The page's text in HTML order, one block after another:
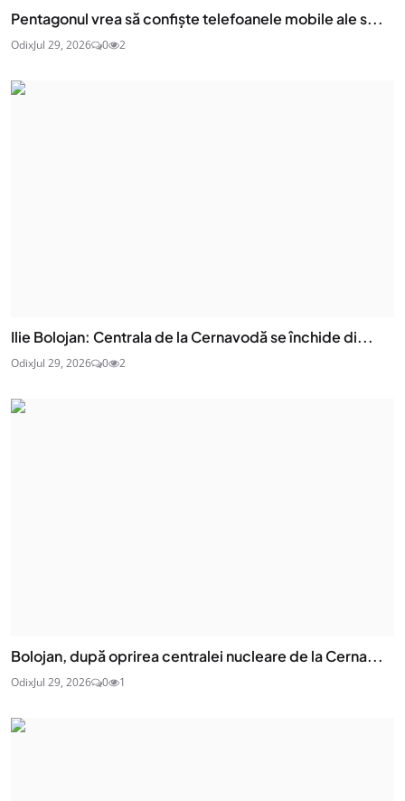
Pentagonul vrea să confiște telefoanele mobile ale s...
OdixJul 29, 2026 0 2
Ilie Bolojan: Centrala de la Cernavodă se închide di...
OdixJul 29, 2026 0 2
Bolojan, după oprirea centralei nucleare de la Cerna...
OdixJul 29, 2026 0 1